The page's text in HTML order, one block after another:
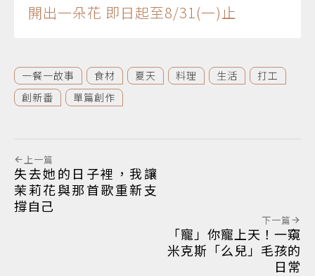
開出一朵花 即日起至8/31(一)止
一餐一故事 食材 夏天 料理 生活
打工
創新番
單篇創作
上一篇
失去她的日子裡，我讓
茉莉花與那首歌重新支
撐自己
下一篇
「寵」你寵上天！一窺
米克斯「么兒」毛孩的
日常